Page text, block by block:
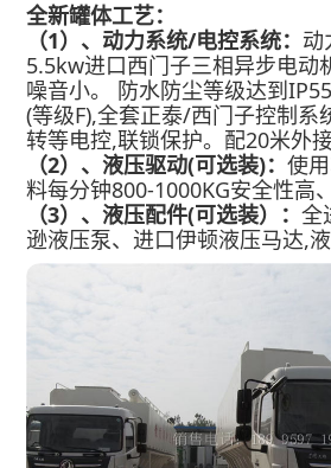
全新罐体工艺：
（1）、 动力系统/电控系统： 动
5.5kw进口西门子三相异步电动
噪音小。 防水防尘等级达到
(等级F),全套正泰/西门子控制系
转等电控,联锁保护。配20米外接
（2）、液压驱动(可选装)：使
料每分钟800-1000KG安全性高
（3）、液压配件(可选装） ：全
逊液压泵、进口伊顿液压马达,